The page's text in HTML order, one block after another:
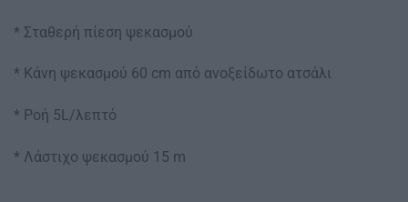
* Σταθερή πίεση ψεκασμού
* Κάνη ψεκασμού 60 cm από ανοξείδωτο ατσάλι
* Ροή 5L/λεπτό
* Λάστιχο ψεκασμού 15 m